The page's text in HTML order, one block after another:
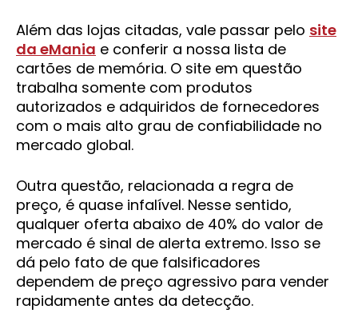
Além das lojas citadas, vale passar pelo site
da eMania e conferir a nossa lista de
cartões de memória. O site em questão
trabalha somente com produtos
autorizados e adquiridos de fornecedores
com o mais alto grau de confiabilidade no
mercado global.
Outra questão, relacionada a regra de
preço, é quase infalível. Nesse sentido,
qualquer oferta abaixo de 40% do valor de
mercado é sinal de alerta extremo. Isso se
dá pelo fato de que falsificadores
dependem de preço agressivo para vender
rapidamente antes da detecção.